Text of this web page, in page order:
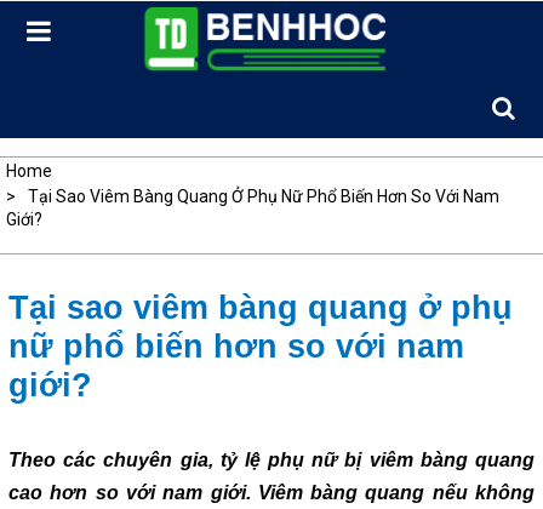
Skip
Home
Tại Sao Viêm Bàng Quang Ở Phụ Nữ Phổ Biến Hơn So Với Nam
Giới?
Tại sao viêm bàng quang ở phụ
nữ phổ biến hơn so với nam
giới?
Theo các chuyên gia, tỷ lệ phụ nữ bị viêm bàng quang
cao hơn so với nam giới. Viêm bàng quang nếu không